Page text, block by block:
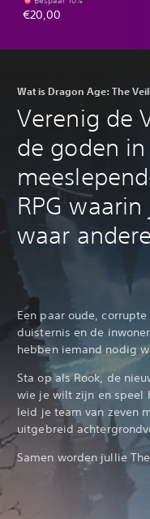
€20,00
Wat is Dragon Age: The
Verenig de
de goden
RPG
waar
Een paar oude,
duisternis en de
hebben iemand nodig
Sta op als Rook, de
wie je wilt zijn en speel
leid je team van zeven
uitgebreid
Samen worden jullie